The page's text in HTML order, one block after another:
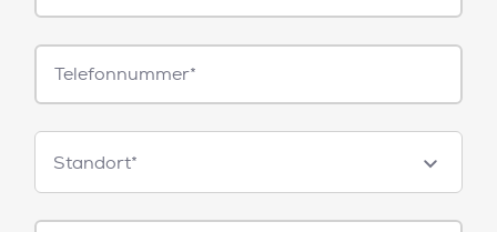
Telefonnummer
Standorte
Standort*